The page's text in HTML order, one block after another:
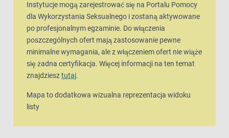
Instytucje mogą zarejestrować się na Portalu Pomocy
dla Wykorzystania Seksualnego i zostaną aktywowane
po profesjonalnym egzaminie. Do włączenia
poszczególnych ofert mają zastosowanie pewne
minimalne wymagania, ale z włączeniem ofert nie wiąże
się żadna certyfikacja. Więcej informacji na ten temat
znajdziesztutaj.
Mapa to dodatkowa wizualna reprezentacja widoku
listy